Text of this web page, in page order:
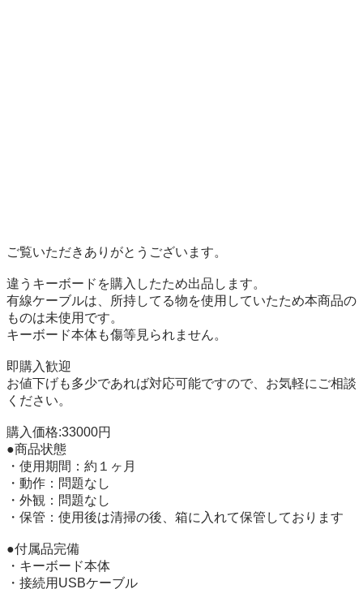
ご覧いただきありがとうございます。
違うキーボードを購入したため出品します。
有線ケーブルは、所持してる物を使用していたため本商品の
ものは未使用です。
キーボード本体も傷等見られません。
即購入歓迎
お値下げも多少であれば対応可能ですので、お気軽にご相談
ください。
購入価格:33000円
●商品状態
・使用期間：約１ヶ月
・動作：問題なし
・外観：問題なし
・保管：使用後は清掃の後、箱に入れて保管しております
●付属品完備
・キーボード本体
・接続用USBケーブル